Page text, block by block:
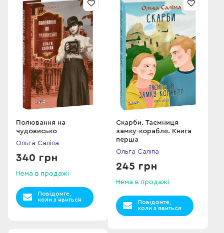
Полювання на
чудовисько
Ольга Саліпа
340 грн
Нема в продажі
Повідомте,
коли з`явиться
Скарби. Таємниця
замку-корабля. Книга
перша
Ольга Саліпа
245 грн
Нема в продажі
Повідомте,
коли з`явиться